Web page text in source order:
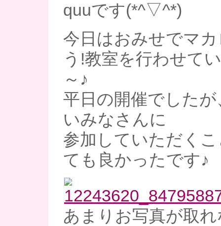
quuです(*^▽^*)
今日はおみせでマ
う!教室を行わせて
～♪
平日の開催でした
いみなさんに
参加していただく
ても良かったです♪
あまりお写真が取